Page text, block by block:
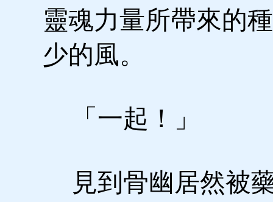
靈魂力量所帶來的
少的風。
「一起！」
見到骨幽居然被